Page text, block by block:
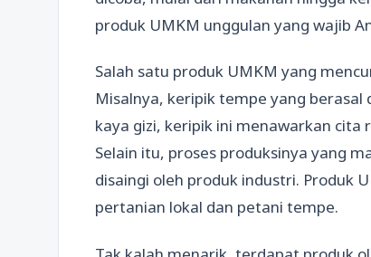
produk UMKM unggulan yang wajib
Salah satu produk UMKM yang
Misalnya, keripik tempe yang berasal
kaya gizi, keripik ini menawarkan cita
Selain itu, proses produksinya yang
disaingi oleh produk industri. Produk
pertanian lokal dan petani tempe.